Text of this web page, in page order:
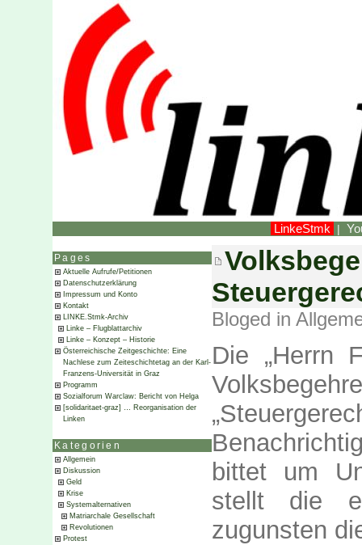
LinkeStmk |
Pages
Aktuelle Aufrufe/Petitionen
Datenschutzerklärung
Impressum und Konto
Kontakt
LINKE.Stmk-Archiv
Linke – Flugblattarchiv
Linke – Konzept – Historie
Österreichische Zeitgeschichte: Eine
Nachlese zum Zeiteschichtetag an der Karl-
Franzens-Universität in Graz
Programm
Sozialforum Warclaw: Bericht von Helga
[solidaritaet-graz] … Reorganisation der
Linken
Kategorien
Allgemein
Diskussion
Geld
Krise
Systemalternativen
Matriarchale Gesellschaft
Revolutionen
Protest
Bloged in
Die „Herrn
bittet um
stellt die
zugunsten